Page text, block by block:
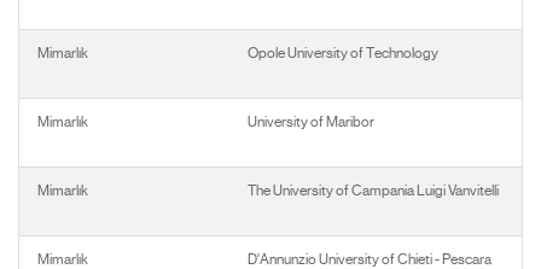
Mimarlık Opole University of Technology
Mimarlık University of Maribor
Mimarlık The University of Campania Luigi Vanvitelli
Mimarlık D'Annunzio University of Chieti - Pescara